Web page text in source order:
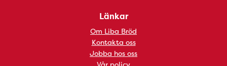
Länkar
Om Liba Bröd
Kontakta oss
Jobba hos oss